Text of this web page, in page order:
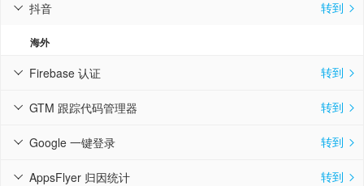
抖音
 转到 
海外
Firebase 认证
 转到 
GTM 跟踪代码管理器
 转到 
Google 一键登录
 转到 
AppsFlyer 归因统计
 转到 